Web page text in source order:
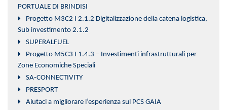
PORTUALE DI BRINDISI
Progetto M3C2 I 2.1.2 Digitalizzazione della catena logistica,
Sub investimento 2.1.2
SUPERALFUEL
Progetto M5C3 I 1.4.3 – Investimenti infrastrutturali per
Zone Economiche Speciali
SA-CONNECTIVITY
PRESPORT
Aiutaci a migliorare l’esperienza sul PCS GAIA